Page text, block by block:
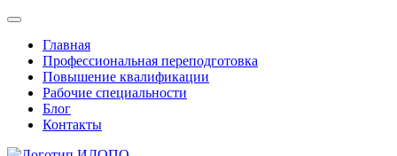
Главная
Профессиональная переподготовка
Повышение квалификации
Рабочие специальности
Блог
Контакты